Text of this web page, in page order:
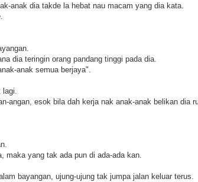
anak dia takde la hebat nau macam yang dia kata.
dia teringin orang pandang tinggi pada dia.
anak semua berjaya".
lagi.
angan, esok bila dah kerja nak anak-anak belikan dia
maka yang tak ada pun di ada-ada kan.
bayangan, ujung-ujung tak jumpa jalan keluar terus.